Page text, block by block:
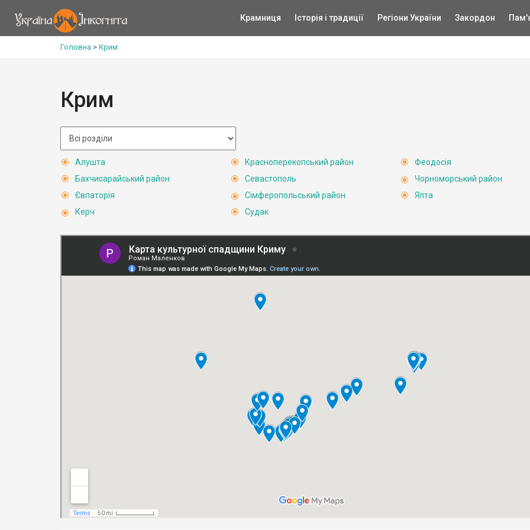
Крамниця Історія і традиції Регіони України Закордон
Головна > Крим
Крим
Алушта
Бахчисарайський район
Євпаторія
Керч
Красноперекопський район
Севастополь
Сімферопольський район
Судак
Феодосія
Чорноморський район
Ялта